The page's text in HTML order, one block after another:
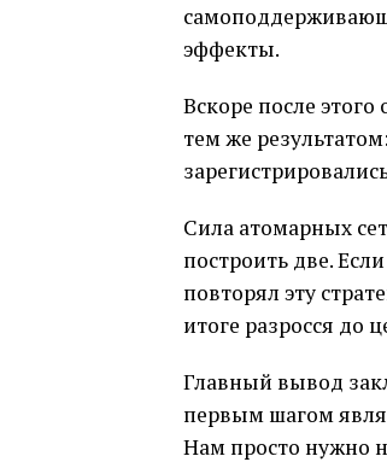
эффекты.
Вскоре после
тем же
Сила атомарных
построить две.
повторял эту
итоге разросся до
Главный вывод
первым шагом
Нам просто нужно